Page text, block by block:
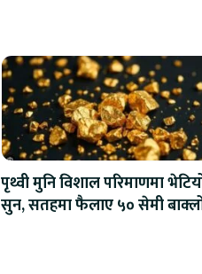
पृथ्वी मुनि विशाल परिमाणमा
सुन, सतहमा फैलाए ५० सेमी